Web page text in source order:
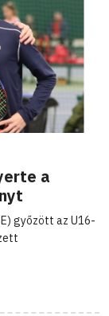
a
győzött az U16-